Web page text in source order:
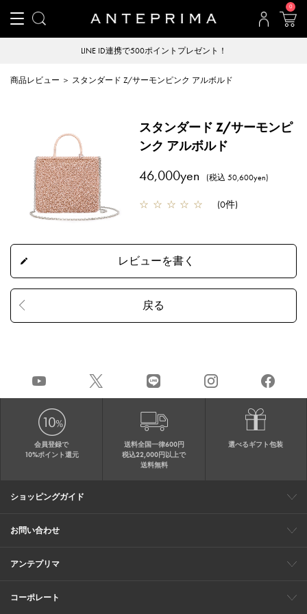
0
LINE ID連携で500ポイントプレゼント！
商品レビュー ＞ スタンダード Z/サーモンピンク アルボルド
スタンダード Z/サーモンピ
ンク アルボルド
46,000yen (税込 50,600yen)
☆ ☆ ☆ ☆ ☆ (0件)
会員登録で
10%ポイント還元
送料全国一律600円
税込22,000円以上で
送料無料
選べるギフト包装
ショッピングガイド
会員特典
ご購入・配送について
返品について
ギフト包装
FAQ
サイトマップ
お問い合わせ
メールでのお問い合わせ
お修理についてのお問い合わせ
アンテプリマ
ブランドサイト
ショップリスト
ワイヤーバッグについて
特集
オンラインストアニュース
コーポレート